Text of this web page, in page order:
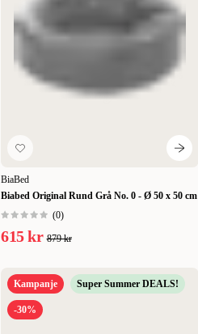
BiaBed
Biabed Original Rund Grå No. 0 - Ø 50 x 50 cm
(0)
615 kr 879 kr
Kampanje Super Summer DEALS!
-30%